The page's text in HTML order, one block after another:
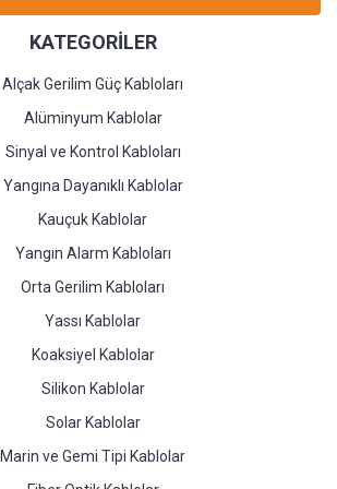
KATEGORİLER
Alçak Gerilim Güç Kabloları
Alüminyum Kablolar
Sinyal ve Kontrol Kabloları
Yangına Dayanıklı Kablolar
Kauçuk Kablolar
Yangın Alarm Kabloları
Orta Gerilim Kabloları
Yassı Kablolar
Koaksiyel Kablolar
Silikon Kablolar
Solar Kablolar
Marin ve Gemi Tipi Kablolar